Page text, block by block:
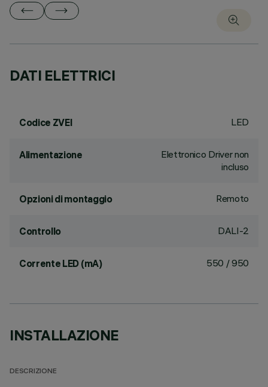
DATI ELETTRICI
Codice ZVEI LED
Alimentazione
Elettronico Driver non
incluso
Opzioni di montaggio Remoto
Controllo DALI-2
Corrente LED (mA) 550 / 950
INSTALLAZIONE
DESCRIZIONE